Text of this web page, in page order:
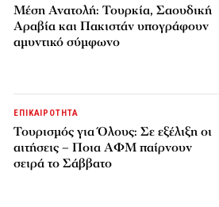
Μέση Ανατολή: Τουρκία, Σαουδική
Αραβία και Πακιστάν υπογράφουν
αμυντικό σύμφωνο
ΕΠΙΚΑΙΡΟΤΗΤΑ
Τουρισμός για Όλους: Σε εξέλιξη οι
αιτήσεις – Ποια ΑΦΜ παίρνουν
σειρά το Σάββατο